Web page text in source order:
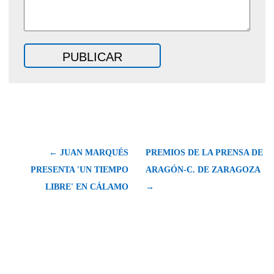
← JUAN MARQUÉS
PRESENTA 'UN TIEMPO
LIBRE' EN CÁLAMO
PREMIOS DE LA PRENSA DE
ARAGÓN-C. DE ZARAGOZA
→